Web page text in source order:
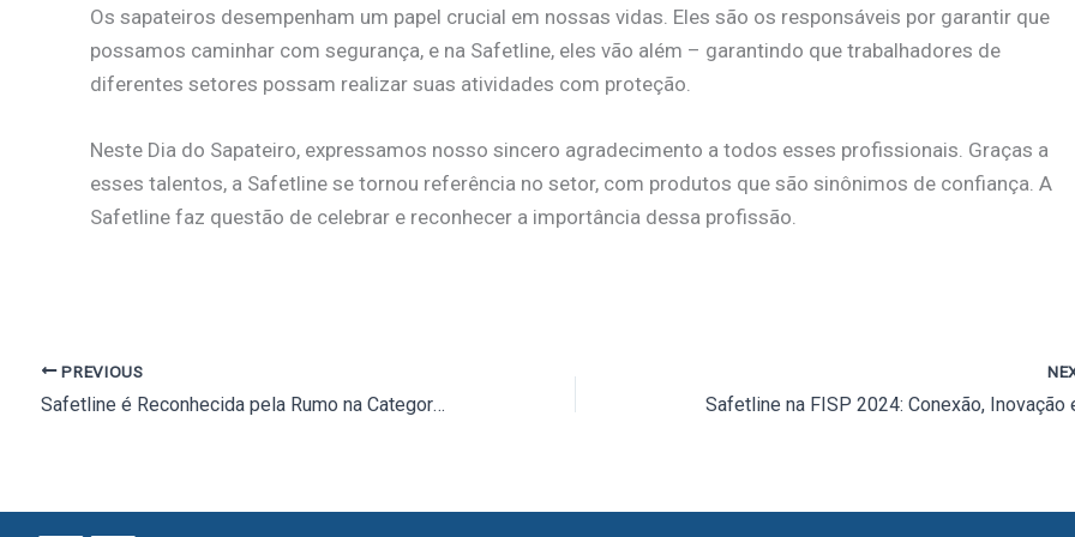
Os sapateiros desempenham um papel crucial em nossas vidas. Eles são os responsáveis por garantir que
possamos caminhar com segurança, e na Safetline, eles vão além – garantindo que trabalhadores de
diferentes setores possam realizar suas atividades com proteção.
Neste Dia do Sapateiro, expressamos nosso sincero agradecimento a todos esses profissionais. Graças a
esses talentos, a Safetline se tornou referência no setor, com produtos que são sinônimos de confiança. A
Safetline faz questão de celebrar e reconhecer a importância dessa profissão.
PREVIOUS
Safetline é Reconhecida pela Rumo na Categoria de Materiais Operacionais